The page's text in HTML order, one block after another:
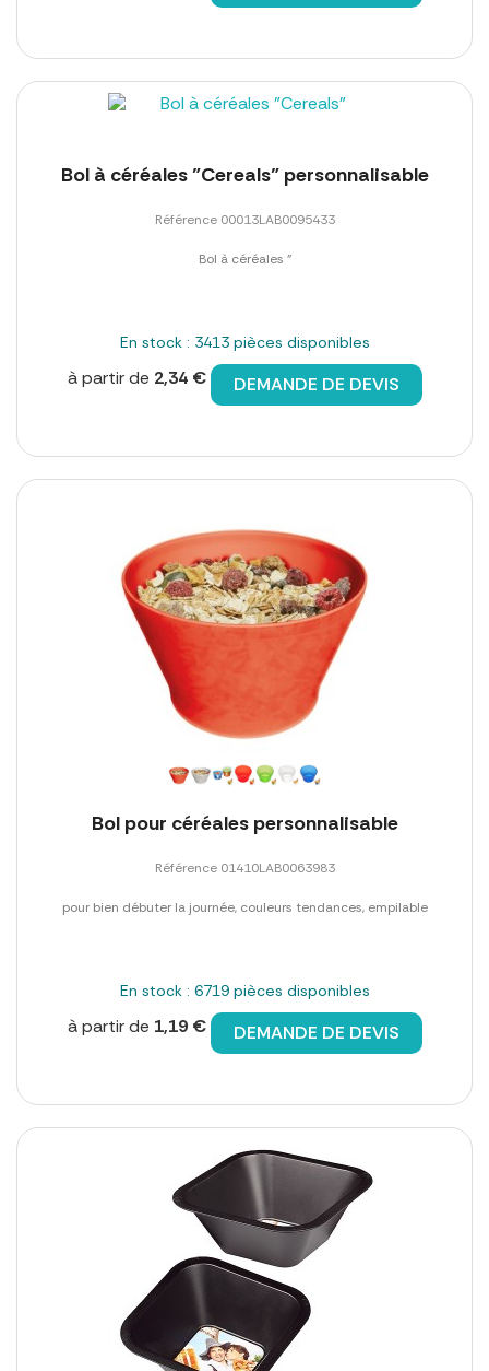
Bol à céréales "Cereals" personnalisable
Référence 00013LAB0095433
Bol à céréales "
En stock : 3413 pièces disponibles
à partir de 2,34 € DEMANDE DE DEVIS
Bol pour céréales personnalisable
Référence 01410LAB0063983
pour bien débuter la journée, couleurs tendances, empilable
En stock : 6719 pièces disponibles
à partir de 1,19 € DEMANDE DE DEVIS